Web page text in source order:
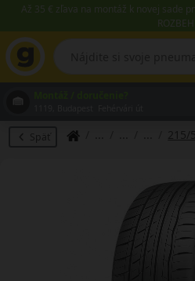
Až 35 € zľava na montáž k novej sade
ROZBEH
Späť 215/